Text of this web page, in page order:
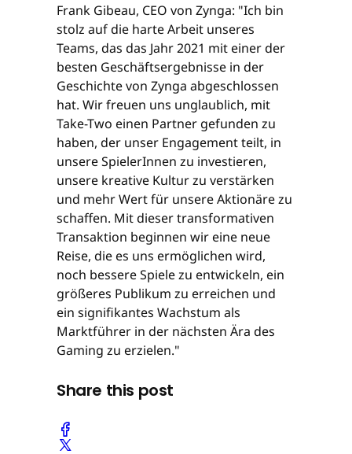
Frank Gibeau, CEO von Zynga: "Ich bin
stolz auf die harte Arbeit unseres
Teams, das das Jahr 2021 mit einer der
besten Geschäftsergebnisse in der
Geschichte von Zynga abgeschlossen
hat. Wir freuen uns unglaublich, mit
Take-Two einen Partner gefunden zu
haben, der unser Engagement teilt, in
unsere SpielerInnen zu investieren,
unsere kreative Kultur zu verstärken
und mehr Wert für unsere Aktionäre zu
schaffen. Mit dieser transformativen
Transaktion beginnen wir eine neue
Reise, die es uns ermöglichen wird,
noch bessere Spiele zu entwickeln, ein
größeres Publikum zu erreichen und
ein signifikantes Wachstum als
Marktführer in der nächsten Ära des
Gaming zu erzielen."
Share this post